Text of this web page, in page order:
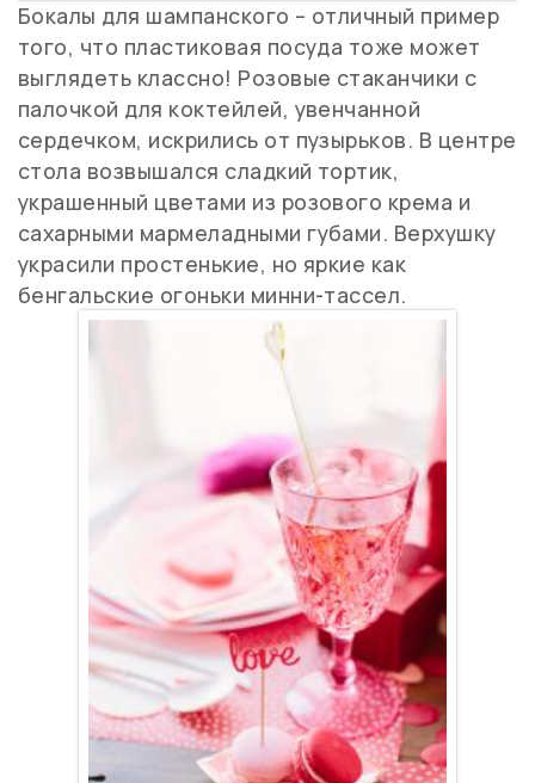
Бокалы для шампанского – отличный пример
того, что пластиковая посуда тоже может
выглядеть классно! Розовые стаканчики с
палочкой для коктейлей, увенчанной
сердечком, искрились от пузырьков. В центре
стола возвышался сладкий тортик,
украшенный цветами из розового крема и
сахарными мармеладными губами. Верхушку
украсили простенькие, но яркие как
бенгальские огоньки минни-тассел.